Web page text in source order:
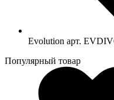
Evolution арт.
Популярный товар